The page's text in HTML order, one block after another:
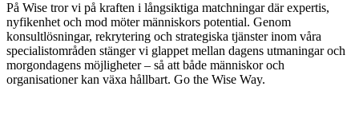
På Wise tror vi på kraften i långsiktiga matchningar där expertis,
nyfikenhet och mod möter människors potential. Genom
konsultlösningar, rekrytering och strategiska tjänster inom våra
specialistområden stänger vi glappet mellan dagens utmaningar och
morgondagens möjligheter – så att både människor och
organisationer kan växa hållbart. Go the Wise Way.